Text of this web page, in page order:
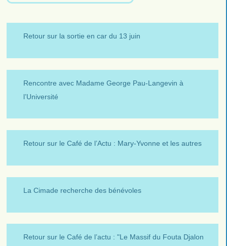
Retour sur la sortie en car du 13 juin
Rencontre avec Madame George Pau-Langevin à
l’Université
Retour sur le Café de l’Actu : Mary-Yvonne et les autres
La Cimade recherche des bénévoles
Retour sur le Café de l’actu : "Le Massif du Fouta Djalon